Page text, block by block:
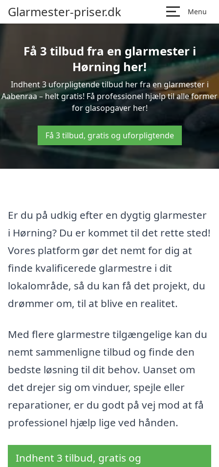
Glarmester-priser.dk Menu
Få 3 tilbud fra en glarmester i
Hørning her!
Indhent 3 uforpligtende tilbud her fra en glarmester i
Aabenraa – helt gratis! Få professionel hjælp til alle former
for glasopgaver her!
Få 3 tilbud, gratis og uforpligtende
Er du på udkig efter en dygtig glarmester
i Hørning? Du er kommet til det rette sted!
Vores platform gør det nemt for dig at
finde kvalificerede glarmestre i dit
lokalområde, så du kan få det projekt, du
drømmer om, til at blive en realitet.
Med flere glarmestre tilgængelige kan du
nemt sammenligne tilbud og finde den
bedste løsning til dit behov. Uanset om
det drejer sig om vinduer, spejle eller
reparationer, er du godt på vej mod at få
professionel hjælp lige ved hånden.
Indhent 3 tilbud, gratis og